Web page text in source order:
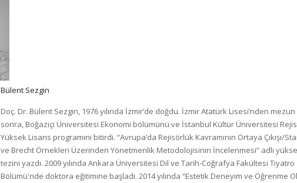
Bülent Sezgin
Doç. Dr. Bülent Sezgin, 1976 yılında İzmir’de doğdu. İzmir Atatürk Lisesi’nden
sonra, Boğaziçi Üniversitesi Ekonomi bölümünü ve İstanbul Kültür Üniversitesi
Yüksek Lisans programını bitirdi. “Avrupa’da Rejisörlük Kavramının Ortaya Çıkışı/
ve Brecht Örnekleri Üzerinden Yönetmenlik Metodolojisinin İncelenmesi” adlı
tezini yazdı. 2009 yılında Ankara Üniversitesi Dil ve Tarih-Coğrafya Fakültesi Tiyatro
Bölümü'nde doktora eğitimine başladı. 2014 yılında “Estetik Deneyim ve Öğrenme